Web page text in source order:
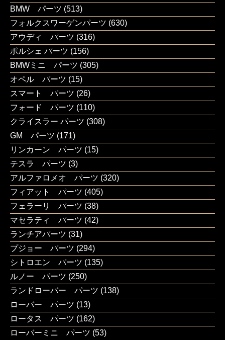
BMW パーツ (513)
フォルクスワーゲンパーツ (630)
アウディ パーツ (316)
ポルシェ パーツ (156)
BMWミニ パーツ (305)
オペル パーツ (15)
スマート パーツ (26)
フォード パーツ (110)
クライスラー パーツ (308)
GM パーツ (171)
リンカーン パーツ (15)
テスラ パーツ (3)
アルファロメオ パーツ (320)
フィアット パーツ (405)
フェラーリ パーツ (38)
マセラティ パーツ (42)
ランチアパーツ (31)
プジョー パーツ (294)
シトロエン パーツ (135)
ルノー パーツ (250)
ランドローバー パーツ (138)
ローバー パーツ (13)
ロータス パーツ (162)
ローバーミニ パーツ (53)